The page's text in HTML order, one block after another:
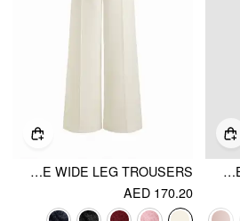
LINEN HIGH RISE WIDE LEG TROUSERS
TWEED MID RISE WIDE LEG TROUSERS
AED 170.20